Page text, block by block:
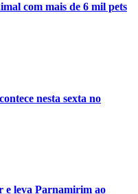
com mais de 6 mil pets
nesta sexta no
e leva Parnamirim ao